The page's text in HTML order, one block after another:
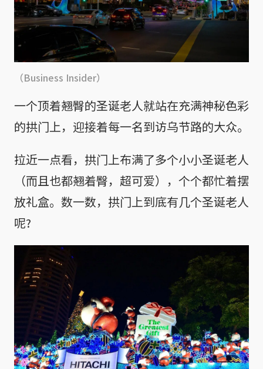
（Business Insider）
一个顶着翘臀的圣诞老人就站在充满神秘色彩
的拱门上，迎接着每一名到访乌节路的大众。
拉近一点看，拱门上布满了多个小小圣诞老人
（而且也都翘着臀，超可爱），个个都忙着摆
放礼盒。数一数，拱门上到底有几个圣诞老人
呢?